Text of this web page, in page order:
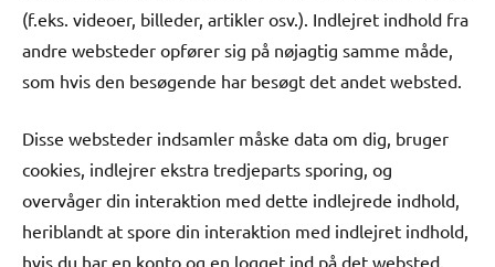
(f.eks. videoer, billeder, artikler osv.). Indlejret indhold fra
andre websteder opfører sig på nøjagtig samme måde,
som hvis den besøgende har besøgt det andet websted.
Disse websteder indsamler måske data om dig, bruger
cookies, indlejrer ekstra tredjeparts sporing, og
overvåger din interaktion med dette indlejrede indhold,
heriblandt at spore din interaktion med indlejret indhold,
hvis du har en konto og en logget ind på det websted.